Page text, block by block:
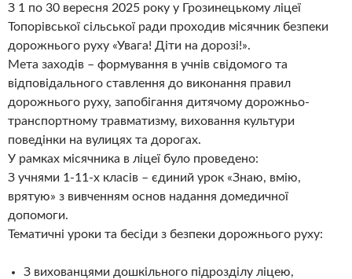
З 1 по 30 вересня 2025 року у Грозинецькому ліцеї
Топорівської сільської ради проходив місячник безпеки
дорожнього руху «Увага! Діти на дорозі!».
Мета заходів – формування в учнів свідомого та
відповідального ставлення до виконання правил
дорожнього руху, запобігання дитячому дорожньо-
транспортному травматизму, виховання культури
поведінки на вулицях та дорогах.
У рамках місячника в ліцеї було проведено:
З учнями 1-11-х класів – єдиний урок «Знаю, вмію,
врятую» з вивченням основ надання домедичної
допомоги.
Тематичні уроки та бесіди з безпеки дорожнього руху:
З вихованцями дошкільного підрозділу ліцею,